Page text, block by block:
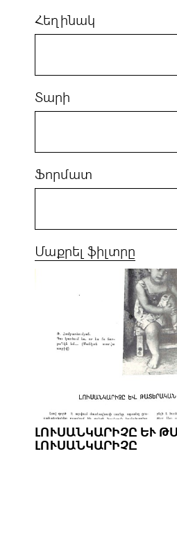
Հեղինակ
Տարի
Ֆորմատ
Մաքրել ֆիլտրը
ԼՈՒՍԱՆԿԱՐԻՉԸ ԵՒ
ՈՒՍԱՆԿԱՐԻՉԸ